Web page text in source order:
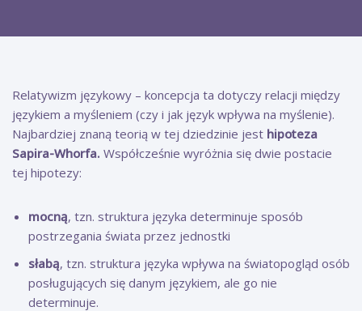
Relatywizm językowy – koncepcja ta dotyczy relacji między
językiem a myśleniem (czy i jak język wpływa na myślenie).
Najbardziej znaną teorią w tej dziedzinie jest hipoteza
Sapira-Whorfa. Współcześnie wyróżnia się dwie postacie
tej hipotezy:
mocną, tzn. struktura języka determinuje sposób
postrzegania świata przez jednostki
słabą, tzn. struktura języka wpływa na światopogląd osób
posługujących się danym językiem, ale go nie
determinuje.